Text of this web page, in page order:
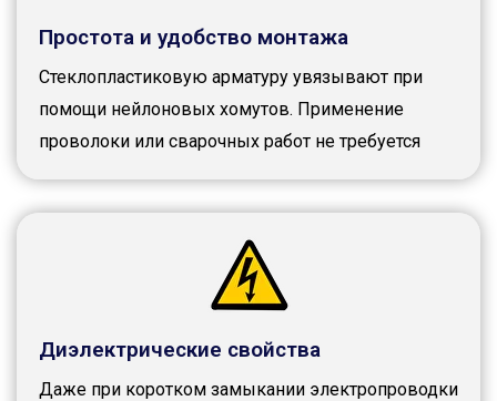
Простота и удобство монтажа
Стеклопластиковую арматуру увязывают при
помощи нейлоновых хомутов. Применение
проволоки или сварочных работ не требуется
Диэлектрические свойства
Даже при коротком замыкании электропроводки